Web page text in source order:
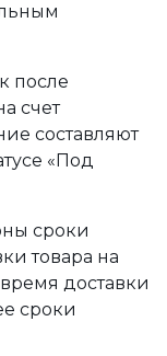
после
счет
составляют
«Под
сроки
товара на
доставки
сроки